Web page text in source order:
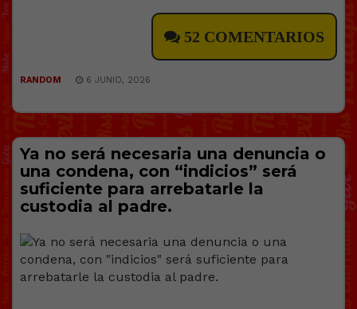
52 COMENTARIOS
RANDOM 6 JUNIO, 2026
Ya no será necesaria una denuncia o
una condena, con “indicios” será
suficiente para arrebatarle la
custodia al padre.